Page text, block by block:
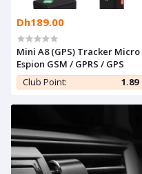
Dh189.00
Mini A8 (GPS) Tracker Micro
Espion GSM / GPRS / GPS
Club Point:
1.89